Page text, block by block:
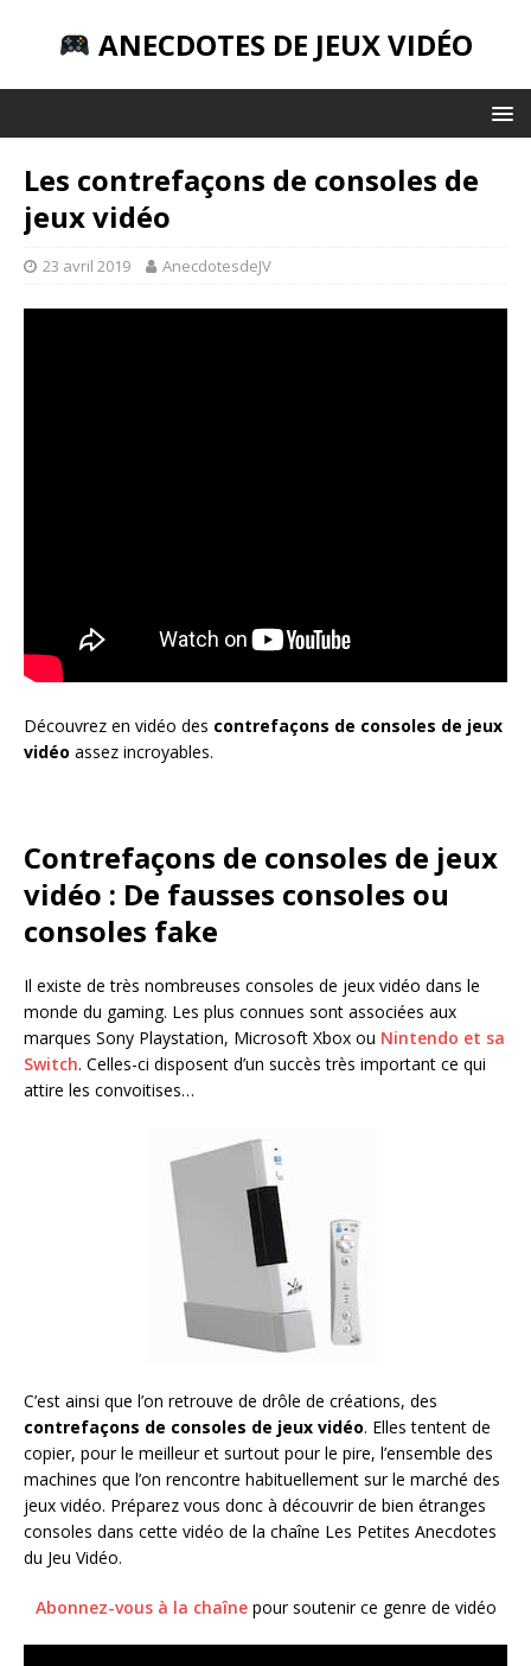
ANECDOTES DE JEUX VIDÉO
Les contrefaçons de consoles de
jeux vidéo
23 avril 2019 AnecdotesdeJV
Découvrez en vidéo des contrefaçons de consoles de jeux
vidéo assez incroyables.
Contrefaçons de consoles de jeux
vidéo : De fausses consoles ou
consoles fake
Il existe de très nombreuses consoles de jeux vidéo dans le
monde du gaming. Les plus connues sont associées aux
marques Sony Playstation, Microsoft Xbox ou Nintendo et sa
Switch. Celles-ci disposent d’un succès très important ce qui
attire les convoitises…
C’est ainsi que l’on retrouve de drôle de créations, des
contrefaçons de consoles de jeux vidéo. Elles tentent de
copier, pour le meilleur et surtout pour le pire, l’ensemble des
machines que l’on rencontre habituellement sur le marché des
jeux vidéo. Préparez vous donc à découvrir de bien étranges
consoles dans cette vidéo de la chaîne Les Petites Anecdotes
du Jeu Vidéo.
Abonnez-vous à la chaînepour soutenir ce genre de vidéo